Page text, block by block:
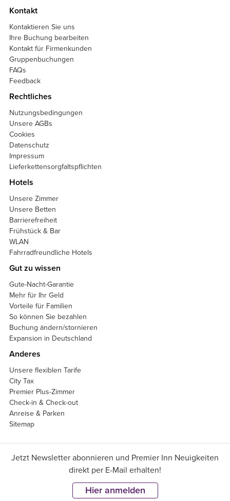
Kontakt
Kontaktieren Sie uns
Ihre Buchung bearbeiten
Kontakt für Firmenkunden
Gruppenbuchungen
FAQs
Feedback
Rechtliches
Nutzungsbedingungen
Unsere AGBs
Cookies
Datenschutz
Impressum
Lieferkettensorgfaltspflichten
Hotels
Unsere Zimmer
Unsere Betten
Barrierefreiheit
Frühstück & Bar
WLAN
Fahrradfreundliche Hotels
Gut zu wissen
Gute-Nacht-Garantie
Mehr für Ihr Geld
Vorteile für Familien
So können Sie bezahlen
Buchung ändern/stornieren
Expansion in Deutschland
Anderes
Unsere flexiblen Tarife
City Tax
Premier Plus-Zimmer
Check-in & Check-out
Anreise & Parken
Sitemap
Jetzt Newsletter abonnieren und Premier Inn Neuigkeiten
direkt per E-Mail erhalten!
Hier anmelden